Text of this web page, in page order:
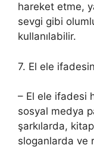
hareket etme,
sevgi gibi
kullanılabilir.
7. El ele
– El ele ifadesi
sosyal medya
şarkılarda,
sloganlarda ve